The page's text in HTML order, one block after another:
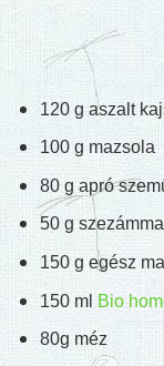
120 g aszalt
100 g mazsola
80 g apró
50 g
150 g egész
150 ml Bio
80g méz